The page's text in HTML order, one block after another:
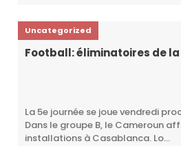
Uncategorized
Football: éliminatoires de la
La 5e journée se joue vendredi
Dans le groupe B, le Cameroun
installations à Casablanca. Lo...